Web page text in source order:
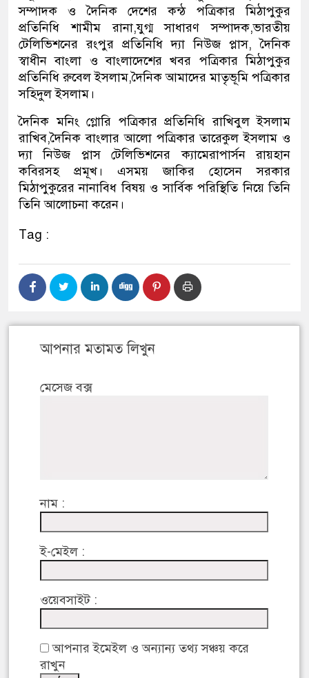
সম্পাদক ও দৈনিক দেশের কন্ঠ পত্রিকার মিঠাপুকুর
প্রতিনিধি শামীম রানা,যুগ্ম সাধারণ সম্পাদক,ভারতীয়
টেলিভিশনের রংপুর প্রতিনিধি দ্যা নিউজ প্লাস, দৈনিক
স্বাধীন বাংলা ও বাংলাদেশের খবর পত্রিকার মিঠাপুকুর
প্রতিনিধি রুবেল ইসলাম,দৈনিক আমাদের মাতৃভূমি পত্রিকার
সহিদুল ইসলাম।
দৈনিক মনিং গ্লোরি পত্রিকার প্রতিনিধি রাখিবুল ইসলাম
রাখিব,দৈনিক বাংলার আলো পত্রিকার তারেকুল ইসলাম ও
দ্যা নিউজ প্লাস টেলিভিশনের ক্যামেরাপার্সন রায়হান
কবিরসহ প্রমূখ। এসময় জাকির হোসেন সরকার
মিঠাপুকুরের নানাবিধ বিষয় ও সার্বিক পরিস্থিতি নিয়ে তিনি
তিনি আলোচনা করেন।
Tag :
আপনার মতামত লিখুন
মেসেজ বক্স
নাম :
ই-মেইল :
ওয়েবসাইট :
আপনার ইমেইল ও অন্যান্য তথ্য সঞ্চয় করে
রাখুন